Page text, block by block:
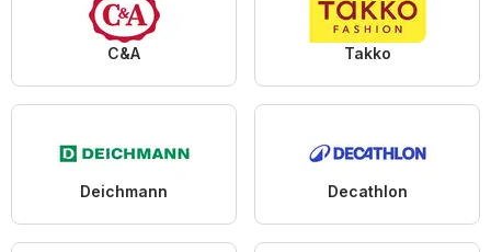
C&A Takko
Deichmann Decathlon